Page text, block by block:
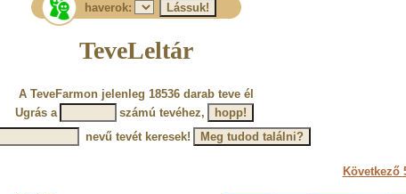
haverok:
TeveLeltár
A TeveFarmon jelenleg 18536 darab teve él
Ugrás a
számú tevéhez,
nevű tevét keresek!
Következő